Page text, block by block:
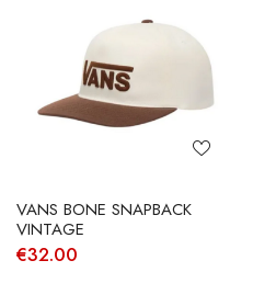
VANS BONE SNAPBACK
VINTAGE
€32.00